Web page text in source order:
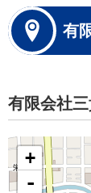
有
有限会社
+
-